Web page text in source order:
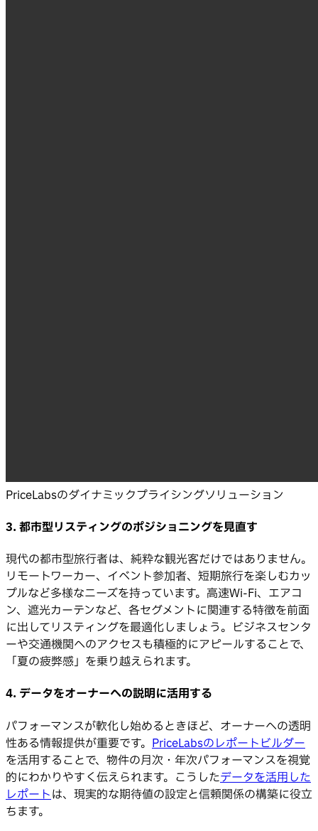
PriceLabsのダイナミックプライシングソリューション
3. 都市型リスティングのポジショニングを見直す
現代の都市型旅行者は、純粋な観光客だけではありません。
リモートワーカー、イベント参加者、短期旅行を楽しむカッ
プルなど多様なニーズを持っています。高速Wi-Fi、エアコ
ン、遮光カーテンなど、各セグメントに関連する特徴を前面
に出してリスティングを最適化しましょう。ビジネスセンタ
ーや交通機関へのアクセスも積極的にアピールすることで、
「夏の疲弊感」を乗り越えられます。
4. データをオーナーへの説明に活用する
パフォーマンスが軟化し始めるときほど、オーナーへの透明
性ある情報提供が重要です。 PriceLabsのレポートビルダー
を活用することで、物件の月次・年次パフォーマンスを視覚
的にわかりやすく伝えられます。こうしたデータを活用した
レポートは、現実的な期待値の設定と信頼関係の構築に役立
ちます。